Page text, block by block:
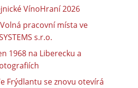
VínoHraní 2026
Volná pracovní místa ve
s.r.o.
1968 na Liberecku a
Frýdlantu se znovu otevírá